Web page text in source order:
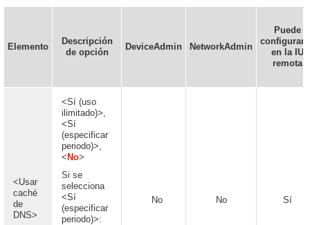
Elemento
Descripción
de opción
DeviceAdmin NetworkAdmin
Puede
en la IU
remota
<Usar
caché
de
DNS>
<Sí (uso
ilimitado)>,
<Sí
(especificar
periodo)>,
< No>
Si se
selecciona
<Sí
(especificar
periodo)>:
No No Sí